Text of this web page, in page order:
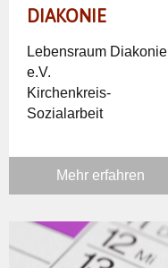
DIAKONIE
Lebensraum Diakonie
e.V.
Kirchenkreis-
Sozialarbeit
Mehr erfahren